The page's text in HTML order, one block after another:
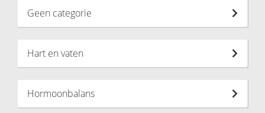
Geen categorie
Hart en vaten
Hormoonbalans